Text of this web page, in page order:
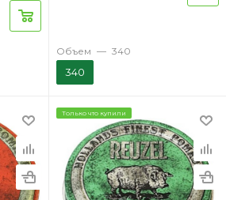
Объем — 340
340
Только что купили